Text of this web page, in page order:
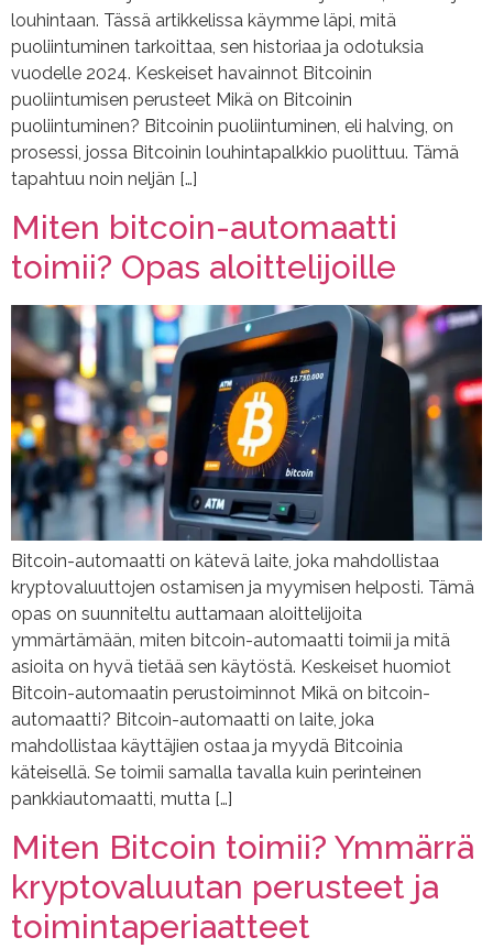
louhintaan. Tässä artikkelissa käymme läpi, mitä
puoliintuminen tarkoittaa, sen historiaa ja odotuksia
vuodelle 2024. Keskeiset havainnot Bitcoinin
puoliintumisen perusteet Mikä on Bitcoinin
puoliintuminen? Bitcoinin puoliintuminen, eli halving, on
prosessi, jossa Bitcoinin louhintapalkkio puolittuu. Tämä
tapahtuu noin neljän […]
Miten bitcoin-automaatti
toimii? Opas aloittelijoille
Bitcoin-automaatti on kätevä laite, joka mahdollistaa
kryptovaluuttojen ostamisen ja myymisen helposti. Tämä
opas on suunniteltu auttamaan aloittelijoita
ymmärtämään, miten bitcoin-automaatti toimii ja mitä
asioita on hyvä tietää sen käytöstä. Keskeiset huomiot
Bitcoin-automaatin perustoiminnot Mikä on bitcoin-
automaatti? Bitcoin-automaatti on laite, joka
mahdollistaa käyttäjien ostaa ja myydä Bitcoinia
käteisellä. Se toimii samalla tavalla kuin perinteinen
pankkiautomaatti, mutta […]
Miten Bitcoin toimii? Ymmärrä
kryptovaluutan perusteet ja
toimintaperiaatteet